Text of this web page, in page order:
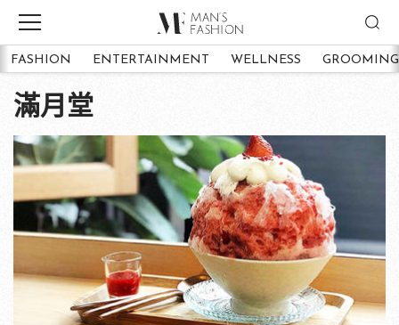
FASHION ENTERTAINMENT WELLNESS GROOMING
滿月堂